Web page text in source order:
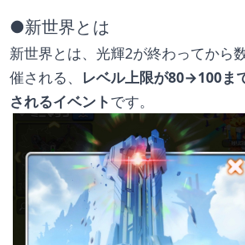
●新世界とは
新世界とは、光輝2が終わってから
催される、 レベル上限が80→100ま
されるイベントです。